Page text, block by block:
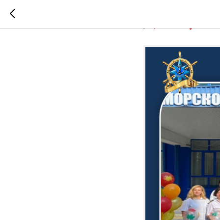
День